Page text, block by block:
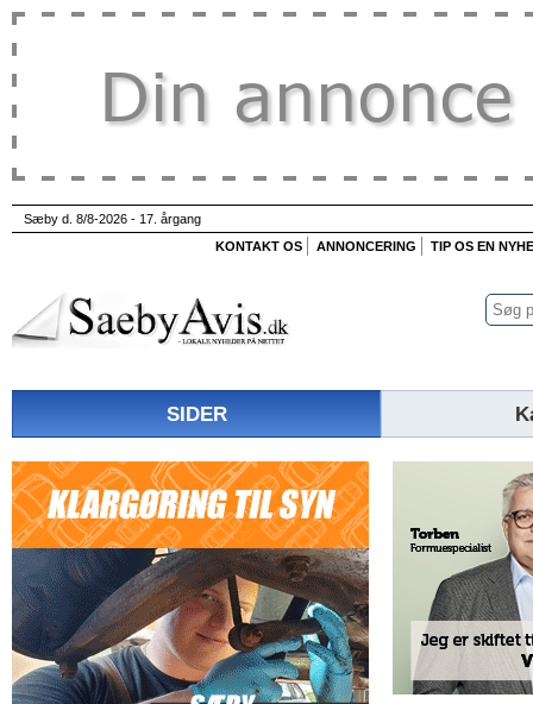
Sæby d. 8/8-2026 - 17. årgang
KONTAKT OS
ANNONCERING TIP OS EN
SIDER